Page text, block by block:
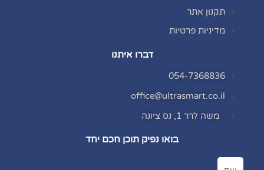
תקנון אתר
מדיניות פרטיות
דברו איתנו
054-7368836
office@ultrasmart.co.il
משה לרר 1, נס ציונה
בואו נפיק תוכן חכם יחד